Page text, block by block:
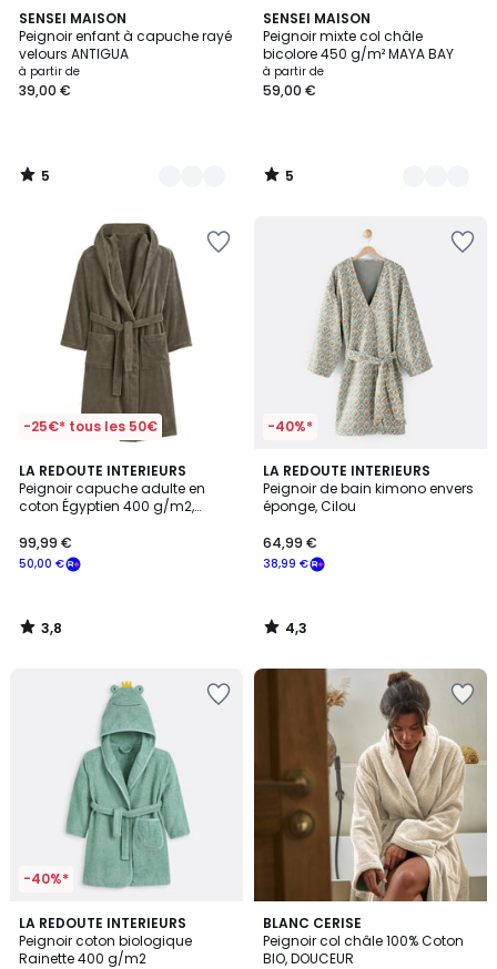
SENSEI MAISON
Peignoir enfant à capuche rayé
velours ANTIGUA
à partir de
39,00 €
5
/
5
3
Couleurs
5
/
SENSEI MAISON
Peignoir mixte col châle
bicolore 450 g/m² MAYA BAY
à partir de
59,00 €
5
/
5
4
Couleurs
5
/
-25€* tous les 50€
LA REDOUTE INTERIEURS
Peignoir capuche adulte en
coton Égyptien 400 g/m2,
50,00 €
99,99 €
3,8
/ 5
3,8
/
-40%*
LA REDOUTE INTERIEURS
Peignoir de bain kimono envers
éponge, Cilou
38,99 €
64,99 €
4,3
/ 5
4,3
/
-40%*
LA REDOUTE INTERIEURS
Peignoir coton biologique
Rainette 400 g/m2
5
/
5
BLANC CERISE
Peignoir col châle 100% Coton
BIO, DOUCEUR
7
Couleurs